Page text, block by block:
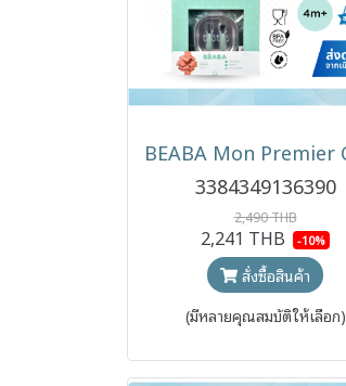
3384349136390
2,490 THB
2,241 THB -10%
สั่งซื้อสินค้า
(มีหลายคุณสมบัติให้เลือก)